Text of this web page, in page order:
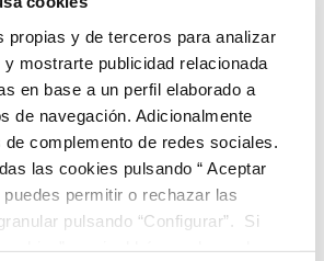
propias y de terceros para analizar
mostrarte publicidad relacionada
en base a un perfil elaborado a
de navegación. Adicionalmente
complemento de redes sociales.
las cookies pulsando “ Aceptar
puedes permitir o rechazar las
pulsando “Configurar”. Si
desarrolladas por la
de su gestión, y en el
los canales de comunicación
respuesta a las demandas de
Y ORGANIZACIÓN